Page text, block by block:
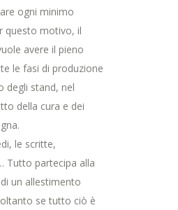
ogni minimo
questo motivo, il
avere il pieno
le fasi di produzione
degli stand, nel
della cura e dei
le scritte,
Tutto partecipa alla
un allestimento
se tutto ciò è